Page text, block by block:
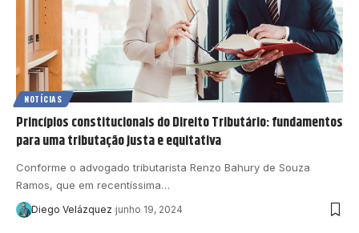
NOTÍCIAS
Princípios constitucionais do Direito Tributário: fundamentos
para uma tributação justa e equitativa
Conforme o advogado tributarista Renzo Bahury de Souza
Ramos, que em recentíssima…
Diego Velázquez junho 19, 2024